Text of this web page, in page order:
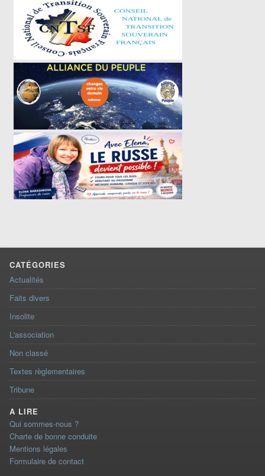
CATÉGORIES
Actualités
Faits divers
Insolite
L'association
Non classé
Textes règlementaires
Tribune
A LIRE
Qui sommes-nous ?
Charte de bonne conduite
Mentions légales
Formulaire de contact